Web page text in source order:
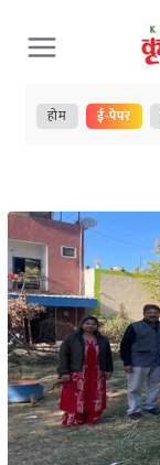
Skip
to
content
होम ई-पेपर